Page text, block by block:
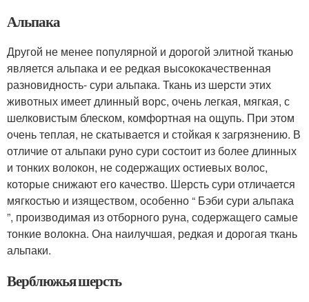
Альпака
Другой не менее популярной и дорогой элитной тканью
является альпака и ее редкая высококачественная
разновидность- сури альпака. Ткань из шерсти этих
животных имеет длинный ворс, очень легкая, мягкая, с
шелковистым блеском, комфортная на ощупь. При этом
очень теплая, не скатывается и стойкая к загрязнению. В
отличие от альпаки руно сури состоит из более длинных
и тонких волокон, не содержащих остиевых волос,
которые снижают его качество. Шерсть сури отличается
мягкостью и изяществом, особенно “ Бэби сури альпака
”, производимая из отборного руна, содержащего самые
тонкие волокна. Она наилучшая, редкая и дорогая ткань
альпаки.
Верблюжья шерсть